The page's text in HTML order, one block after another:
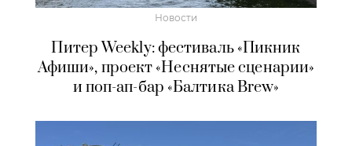
Новости
Питер Weekly: фестиваль «Пикник
Афиши», проект «Неснятые сценарии»
и поп-ап-бар «Балтика Brew»